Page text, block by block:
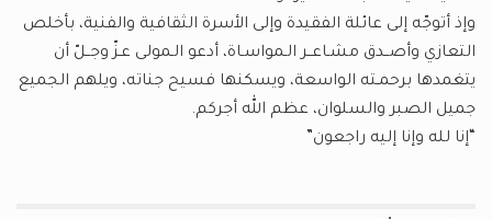
وإذ أتوجّه إلى عائلة الفقيدة وإلى الأسرة الثقافية والفنية، بأخلص
التعازي وأصــدق مشـاعــر الـمواسـاة، أدعو الـمولى عـزّ وجــلّ أن
يتغمدها برحمـته الواسعة، ويسكنها فسيح جناته، ويلهم الجميع
جميل الصبر والسلوان، عظم الله أجركم.
“إنا لله وإنا إليه راجعون”